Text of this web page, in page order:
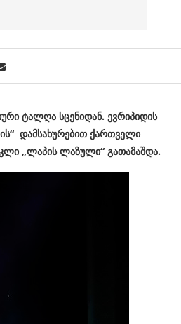
ტალღა სცენიდან. ევრიპიდის
დამსახურებით ქართველი
„ლაპის ლაზული“ გათამაშდა.